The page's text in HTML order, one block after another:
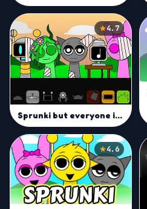
4.7
Sprunki but everyone is alive
4.6